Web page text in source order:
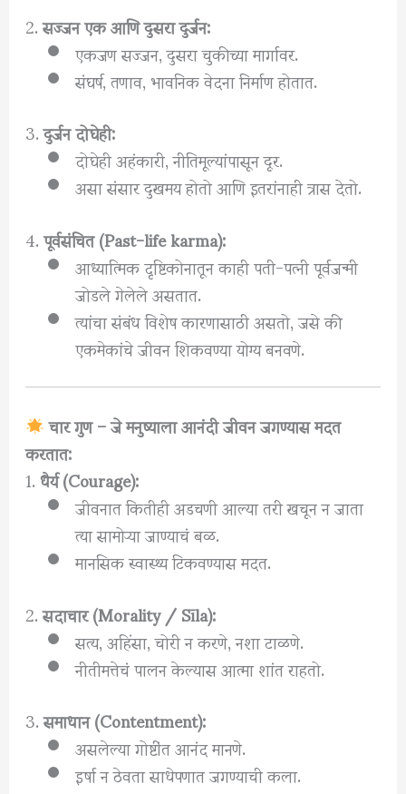
2.सज्जन एक आणि दुसरा दुर्जन:
एकजण सज्जन, दुसरा चुकीच्या मार्गावर.
संघर्ष, तणाव, भावनिक वेदना निर्माण होतात.
3.दुर्जन दोघेही:
दोघेही अहंकारी, नीतिमूल्यांपासून दूर.
असा संसार दुखमय होतो आणि इतरांनाही त्रास देतो.
4.पूर्वसंचित (Past-life karma):
आध्यात्मिक दृष्टिकोनातून काही पती-पत्नी पूर्वजन्मी
जोडले गेलेले असतात.
त्यांचा संबंध विशेष कारणासाठी असतो, जसे की
एकमेकांचे जीवन शिकवण्या योग्य बनवणे.
चार गुण – जे मनुष्याला आनंदी जीवन जगण्यास मदत
करतात:
1.धैर्य (Courage):
जीवनात कितीही अडचणी आल्या तरी खचून न जाता
त्या सामोऱ्या जाण्याचं बळ.
मानसिक स्वास्थ्य टिकवण्यास मदत.
2.सदाचार (Morality / Sīla):
सत्य, अहिंसा, चोरी न करणे, नशा टाळणे.
नीतीमत्तेचं पालन केल्यास आत्मा शांत राहतो.
3.समाधान (Contentment):
असलेल्या गोष्टींत आनंद मानणे.
इर्षा न ठेवता साधेपणात जगण्याची कला.